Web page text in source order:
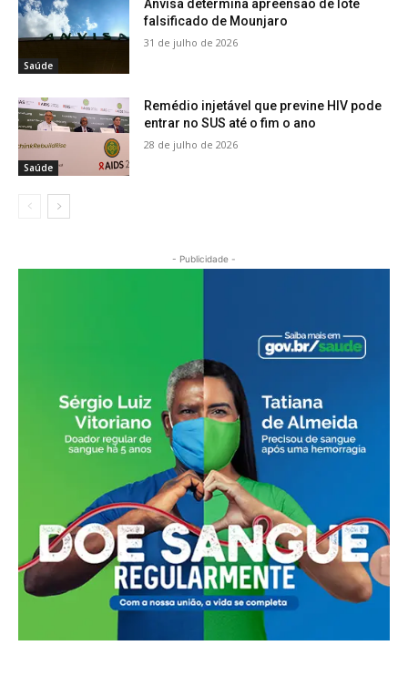
Saúde
Anvisa determina apreensão de lote
falsificado de Mounjaro
31 de julho de 2026
Saúde
Remédio injetável que previne HIV pode
entrar no SUS até o fim o ano
28 de julho de 2026
- Publicidade -